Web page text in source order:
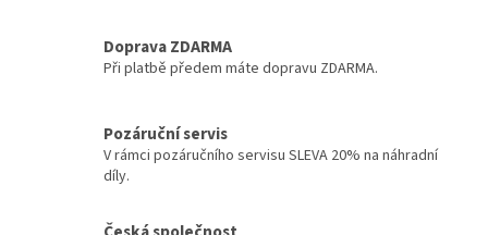
í
k
n
í
Doprava ZDARMA
Při platbě předem máte dopravu ZDARMA.
Pozáruční servis
V rámci pozáručního servisu SLEVA 20% na náhradní
díly.